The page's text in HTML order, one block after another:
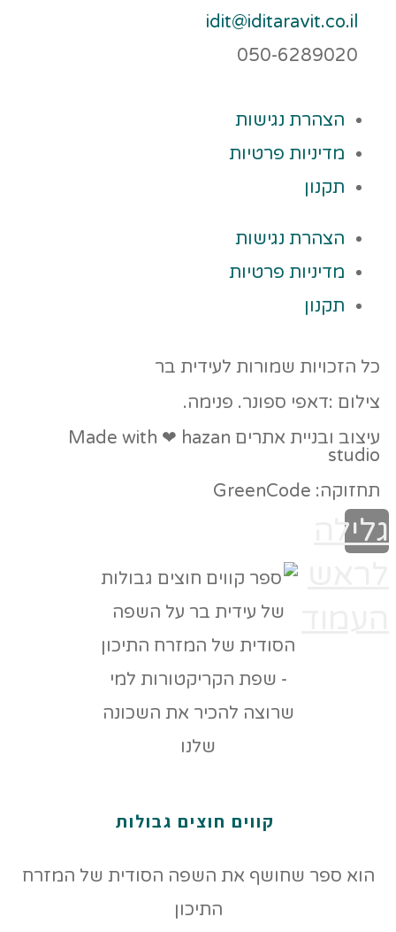
idit@iditaravit.co.il
050-6289020
הצהרת נגישות
מדיניות פרטיות
תקנון
הצהרת נגישות
מדיניות פרטיות
תקנון
כל הזכויות שמורות לעידית בר
צילום :דאפי ספונר. פנימה.
עיצוב ובניית אתרים Made with ❤ hazan
studio
תחזוקה: GreenCode
גלילה
קווים חוצים גבולות
הוא ספר שחושף את השפה הסודית של המזרח
התיכון